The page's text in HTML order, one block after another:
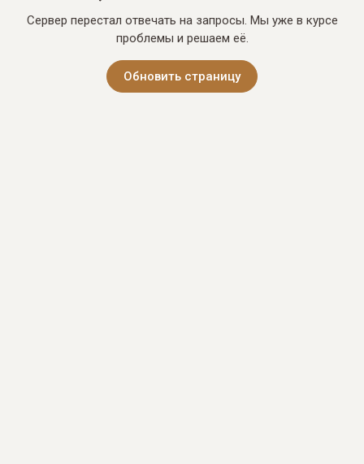
Сервер перестал отвечать на запросы. Мы уже в курсе
проблемы и решаем её.
Обновить страницу